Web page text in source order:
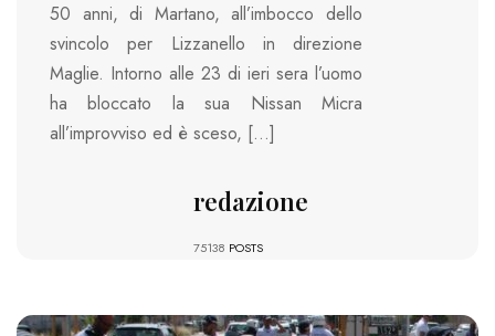
50 anni, di Martano, all’imbocco dello
svincolo per Lizzanello in direzione
Maglie. Intorno alle 23 di ieri sera l’uomo
ha bloccato la sua Nissan Micra
all’improvviso ed è sceso, […]
redazione
75138 POSTS